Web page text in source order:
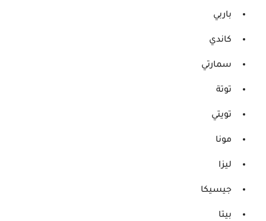
باربي
كاندي
سمارتي
توتة
تويتي
مونا
ليزا
جيسيكا
بيتا